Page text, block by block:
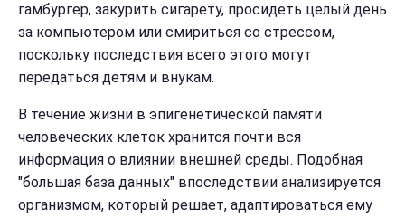
гамбургер, закурить сигарету, просидеть целый день
за компьютером или смириться со стрессом,
поскольку последствия всего этого могут
передаться детям и внукам.
В течение жизни в эпигенетической памяти
человеческих клеток хранится почти вся
информация о влиянии внешней среды. Подобная
"большая база данных" впоследствии анализируется
организмом, который решает, адаптироваться ему